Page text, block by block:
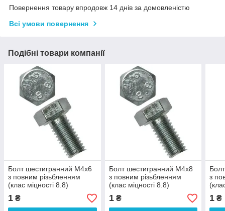
Повернення товару впродовж 14 днів за домовленістю
Всі умови повернення
Подібні товари компанії
Болт шестигранний М4х6
з повним різьбленням
(клас міцності 8.8)
1 ₴
Болт шестигранний М4х8
з повним різьбленням
(клас міцності 8.8)
1₴
з
1 ₴